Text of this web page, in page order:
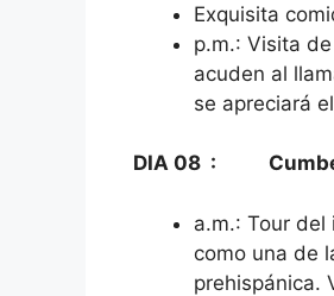
Exquisita
p.m.: Visita
acuden al
se apreciará
DIA 08 :
a.m.: Tour
como una de
prehispánica.